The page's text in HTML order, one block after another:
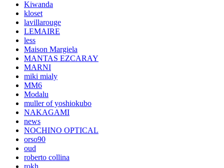
Kiwanda
kloset
lavillarouge
LEMAIRE
less
Maison Margiela
MANTAS EZCARAY
MARNI
miki mialy
MM6
Modalu
muller of yoshiokubo
NAKAGAMI
news
NOCHINO OPTICAL
orso90
oud
roberto collina
rokh